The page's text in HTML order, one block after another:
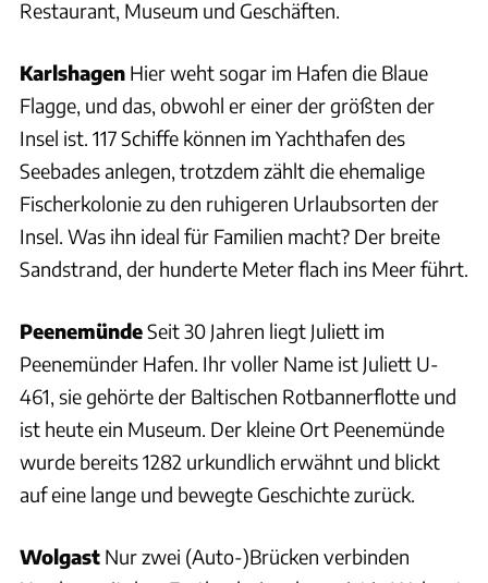
Restaurant, Museum und Geschäften.
Karlshagen Hier weht sogar im Hafen die Blaue
Flagge, und das, obwohl er einer der größten der
Insel ist. 117 Schiffe können im Yachthafen des
Seebades anlegen, trotzdem zählt die ehemalige
Fischerkolonie zu den ruhigeren Urlaubsorten der
Insel. Was ihn ideal für Familien macht? Der breite
Sandstrand, der hunderte Meter flach ins Meer führt.
PeenemündeSeit 30 Jahren liegt Juliett im
Peenemünder Hafen. Ihr voller Name ist Juliett U-
461, sie gehörte der Baltischen Rotbannerflotte und
ist heute ein Museum. Der kleine Ort Peenemünde
wurde bereits 1282 urkundlich erwähnt und blickt
auf eine lange und bewegte Geschichte zurück.
Wolgast Nur zwei (Auto-)Brücken verbinden